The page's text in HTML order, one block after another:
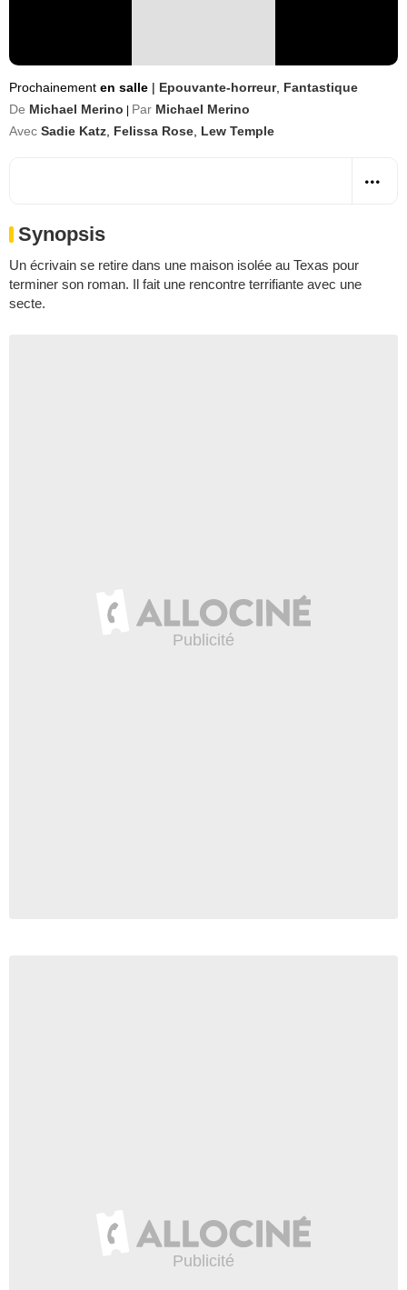
Prochainement en salle | Epouvante-horreur, Fantastique
De Michael Merino Par Michael Merino
Avec Sadie Katz Felissa Rose Lew Temple
Synopsis
Un écrivain se retire dans une maison isolée au Texas pour
terminer son roman. Il fait une rencontre terrifiante avec une
secte.